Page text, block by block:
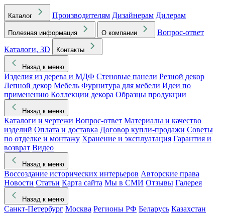
Каталог Производителям Дизайнерам Дилерам
Полезная информация О компании
Вопрос-ответ
Каталоги, 3D
Контакты
Назад к меню
Изделия из дерева и МДФ Стеновые панели Резной декор
Лепной декор Мебель Фурнитура для мебели Идеи по
применению Коллекции декора Образцы продукции
Назад к меню
Каталоги и чертежи Вопрос-ответ Материалы и качество
изделий Оплата и доставка Договор купли-продажи Советы
по отделке и монтажу Хранение и эксплуатация Гарантия и
возврат Видео
Назад к меню
Воссоздание исторических интерьеров Авторские права
Новости Статьи Карта сайта Мы в СМИ Отзывы Галерея
Назад к меню
Санкт-Петербург Москва Регионы РФ Беларусь Казахстан